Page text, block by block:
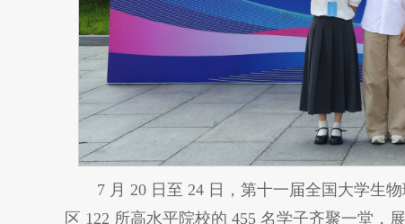
7 月 20 日至 24 日，第十一届全国大学生
区 122 所高水平院校的 455 名学子齐聚一堂，